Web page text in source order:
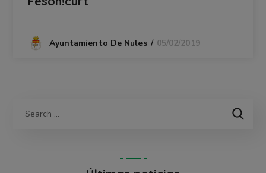
Ayuntamiento De Nules 05/02/2019